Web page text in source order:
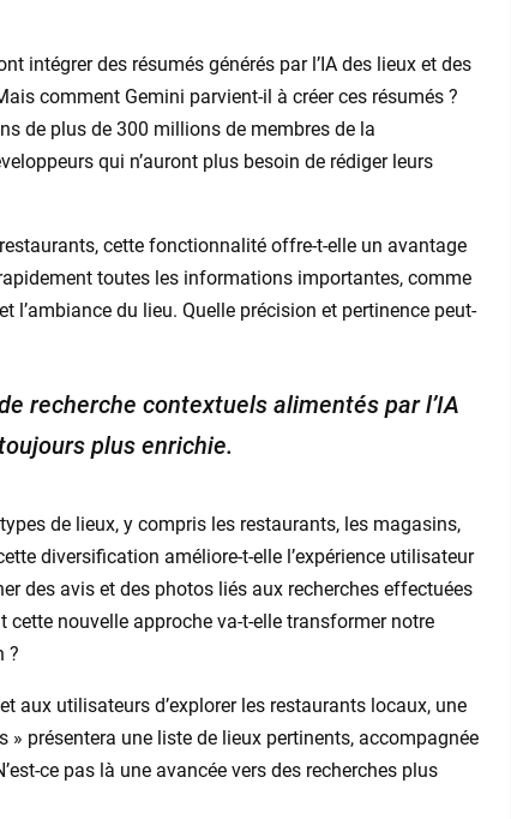
intégrer des résumés générés par l’IA des lieux et des
comment Gemini parvient-il à créer ces résumés ?
de plus de 300 millions de membres de la
qui n’auront plus besoin de rédiger leurs
cette fonctionnalité offre-t-elle un avantage
toutes les informations importantes, comme
l’ambiance du lieu. Quelle précision et pertinence peut-
recherche contextuels alimentés par l’IA
plus enrichie.
de lieux, y compris les restaurants, les magasins,
diversification améliore-t-elle l’expérience utilisateur
des avis et des photos liés aux recherches effectuées
nouvelle approche va-t-elle transformer notre
?
aux utilisateurs d’explorer les restaurants locaux, une
présentera une liste de lieux pertinents, accompagnée
ce pas là une avancée vers des recherches plus